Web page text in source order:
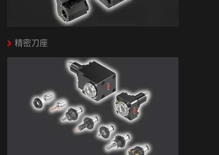
精密刀座